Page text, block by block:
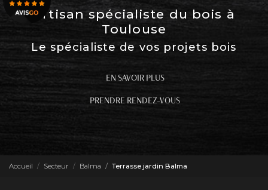
Artisan spécialiste du bois à
Toulouse
Le spécialiste de vos projets bois
EN SAVOIR PLUS
PRENDRE RENDEZ-VOUS
Accueil Secteur Balma Terrasse jardin Balma